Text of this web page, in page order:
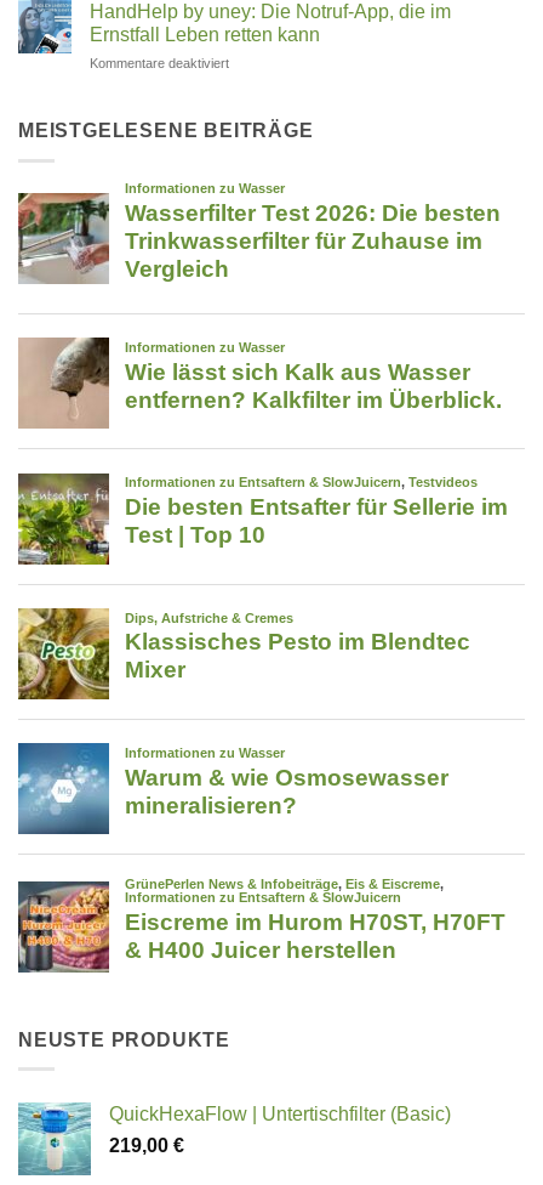
–
welcher
Familienunternehmen
aus
Rosenheim
die
zu
TFA
im
Trinkwasser
Was
hilft
HandHelp by uney: Die Notruf-App, die im
Ernstfall Leben retten kann
Kommentare deaktiviertfür
uney:
App,
die
Ernstfall
MEISTGELESENE BEITRÄGE
NEUSTE PRODUKTE
QuickHexaFlow | Untertischfilter (Basic)
219,00 €